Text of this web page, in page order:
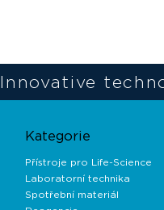
Innovative
Kategorie
Přístroje pro Life-Science
Laboratorní technika
Spotřební materiál